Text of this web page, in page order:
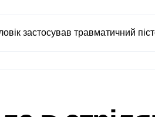
застосував травматичний